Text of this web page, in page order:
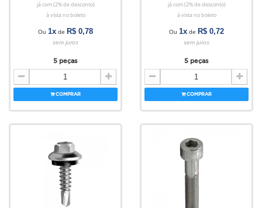
já com (2% de desconto)
à vista no boleto
Ou 1x de R$ 0,78
sem juros
5 peças
COMPRAR
já com (2% de desconto)
à vista no boleto
Ou 1x de R$ 0,72
sem juros
5 peças
COMPRAR